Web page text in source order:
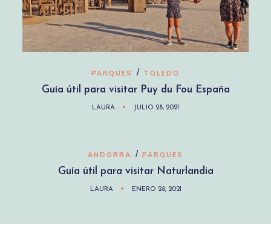
PARQUES / TOLEDO
Guía útil para visitar Puy du Fou España
LAURA JULIO 28, 2021
ANDORRA / PARQUES
Guía útil para visitar Naturlandia
LAURA ENERO 28, 2021